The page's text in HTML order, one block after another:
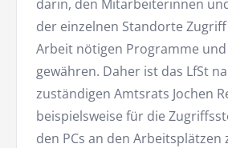
darin, den Mitarbeiterinnen
der einzelnen Standorte
Arbeit nötigen Programme
gewähren. Daher ist das LfSt
zuständigen Amtsrats Jochen
beispielsweise für die
den PCs an den Arbeitsplätzen